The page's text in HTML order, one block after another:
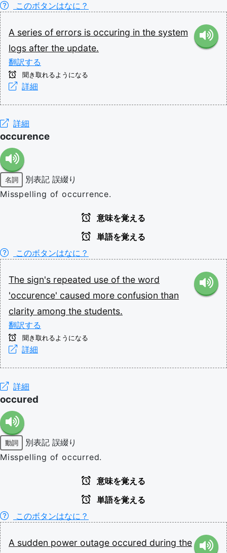
このボタンはなに？
A series of errors is occuring in the system
logs after the update.
翻訳する
聞き取れるようになる
詳細
詳細
occurence
名詞 別表記 誤綴り
Misspelling of occurrence.
意味を覚える
単語を覚える
このボタンはなに？
The sign's repeated use of the word
'occurence' caused more confusion than
clarity among the students.
翻訳する
聞き取れるようになる
詳細
詳細
occured
動詞 別表記 誤綴り
Misspelling of occurred.
意味を覚える
単語を覚える
このボタンはなに？
A sudden power outage occured during the